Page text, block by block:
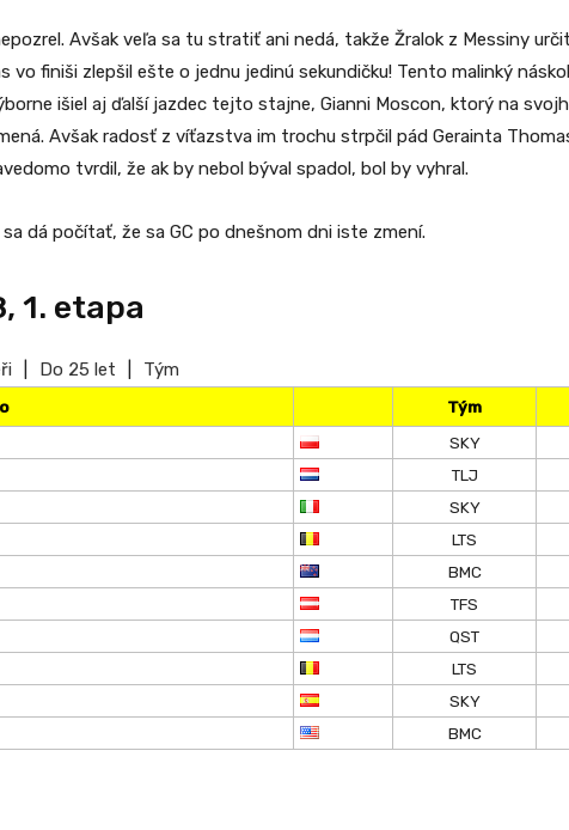
Avšak veľa sa tu stratiť ani nedá, takže Žralok z Messiny
finiši zlepšil ešte o jednu jedinú sekundičku! Tento malinký
išiel aj ďalší jazdec tejto stajne, Gianni Moscon, ktorý na
Avšak radosť z víťazstva im trochu strpčil pád Gerainta
tvrdil, že ak by nebol býval spadol, bol by vyhral.
dá počítať, že sa GC po dnešnom dni iste zmení.
1. etapa
Do 25 let Tým
Tým
SKY
TLJ
SKY
LTS
BMC
TFS
QST
LTS
SKY
BMC